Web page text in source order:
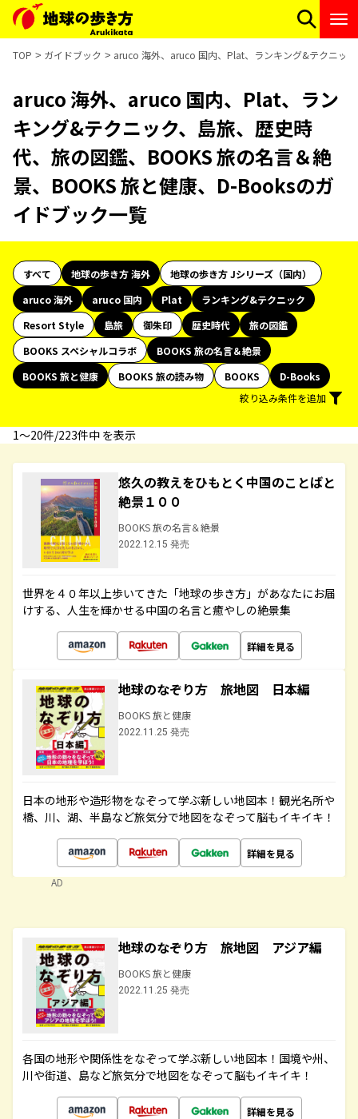
TOP ガイドブック aruco 海外、aruco 国内、Plat、ランキング&テクニッ
aruco 海外、aruco 国内、Plat、ラン
キング&テクニック、島旅、歴史時
代、旅の図鑑、BOOKS 旅の名言＆絶
景、BOOKS 旅と健康、D-Booksのガ
イドブック一覧
すべて 地球の歩き方 海外
地球の歩き方 Jシリーズ（国内）
aruco 海外
aruco 国内 Plat
ランキング&テクニック
Resort Style
島旅 御朱印 歴史時代
旅の図鑑
BOOKS スペシャルコラボ
BOOKS 旅の名言＆絶景
BOOKS 旅と健康
BOOKS 旅の読み物 BOOKS
D-Books
絞り込み条件を追加
1〜20件/223件中 を表示
悠久の教えをひもとく中国のことばと
絶景１００
BOOKS 旅の名言＆絶景
2022.12.15 発売
世界を４０年以上歩いてきた「地球の歩き方」があなたにお届
けする、人生を輝かせる中国の名言と癒やしの絶景集
詳細を見る
地球のなぞり方 旅地図 日本編
BOOKS 旅と健康
2022.11.25 発売
日本の地形や造形物をなぞって学ぶ新しい地図本！観光名所や
橋、川、湖、半島など旅気分で地図をなぞって脳もイキイキ！
詳細を見る
AD
地球のなぞり方 旅地図 アジア編
BOOKS 旅と健康
2022.11.25 発売
各国の地形や関係性をなぞって学ぶ新しい地図本！国境や州、
川や街道、島など旅気分で地図をなぞって脳もイキイキ！
詳細を見る